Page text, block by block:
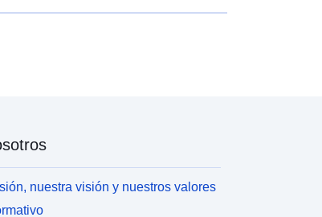
nuestra visión y nuestros valores